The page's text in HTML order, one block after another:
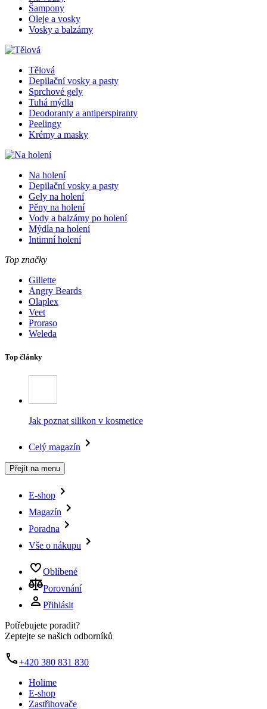
Šampony
Oleje a vosky
Vosky a balzámy
Tělová
Depilační vosky a pasty
Sprchové gely
Tuhá mýdla
Deodoranty a antiperspiranty
Peelingy
Krémy a masky
Na holení
Depilační vosky a pasty
Gely na holení
Pěny na holení
Vody a balzámy po holení
Mýdla na holení
Intimní holení
Top značky
Gillette
Angry Beards
Olaplex
Veet
Proraso
Weleda
Top články
Jak poznat silikon v kosmetice
Celý magazín
Přejít na menu
E-shop
Magazín
Poradna
Vše o nákupu
Oblíbené
Porovnání
Přihlásit
Potřebujete poradit?
Zeptejte se našich odborníků
+420 380 831 830
Holime
E-shop
Zastřihovače